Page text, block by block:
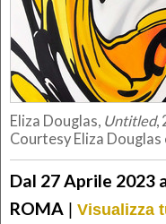
Eliza Douglas, Untitled,
Courtesy Eliza Douglas
Dal 27 Aprile 2023
ROMA | Visualizza